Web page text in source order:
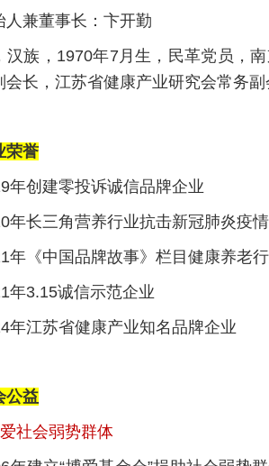
人兼董事长：卞开勤
汉族，1970年7月生，民革党员，
会长，江苏省健康产业研究会常务
荣誉
年创建零投诉诚信品牌企业
年长三角营养行业抗击新冠肺炎疫
年《中国品牌故事》栏目健康养老
年3.15诚信示范企业
年江苏省健康产业知名品牌企业
公益
爱社会弱势群体